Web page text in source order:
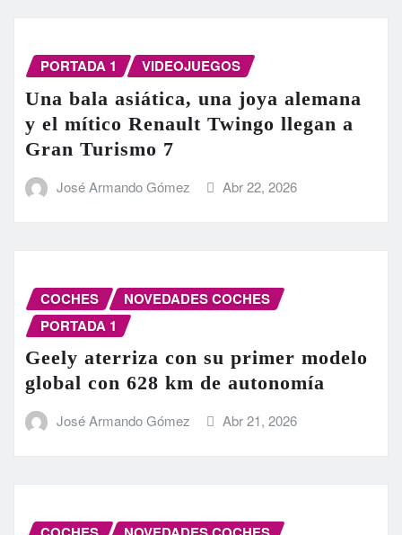
PORTADA 1 VIDEOJUEGOS
Una bala asiática, una joya alemana
y el mítico Renault Twingo llegan a
Gran Turismo 7
José Armando Gómez Abr 22, 2026
COCHES
NOVEDADES COCHES
PORTADA 1
Geely aterriza con su primer modelo
global con 628 km de autonomía
José Armando Gómez Abr 21, 2026